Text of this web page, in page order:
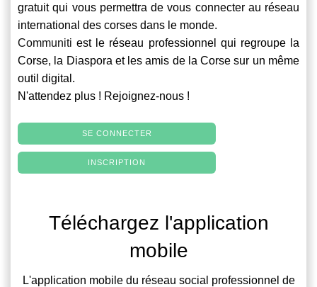
gratuit qui vous permettra de vous connecter au réseau
international des corses dans le monde.
Communiti est le réseau professionnel qui regroupe la
Corse, la Diaspora et les amis de la Corse sur un même
outil digital.
N'attendez plus ! Rejoignez-nous !
SE CONNECTER
INSCRIPTION
Téléchargez l'application
mobile
L'application mobile du réseau social professionnel de